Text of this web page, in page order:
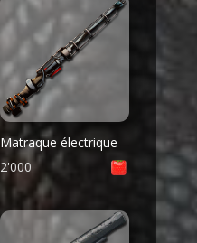
Matraque électrique
2'000